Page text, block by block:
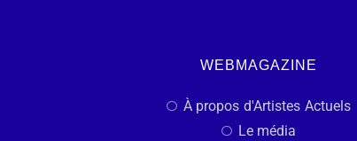
WEBMAGAZINE
À propos d'Artistes Actuels
Le média